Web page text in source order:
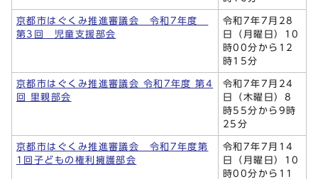
京都市はぐくみ推進審議会 令和7年度
第3回 児童支援部会
令和7年7月28
日（月曜日）10
時00分から12
時15分
京都市はぐくみ推進審議会 令和7年度 第4
回 里親部会
令和7年7月24
日（木曜日）8
時55分から9時
25分
京都市はぐくみ推進審議会 令和7年度第
1回子どもの権利擁護部会
令和7年7月14
日（月曜日）10
時00分から11